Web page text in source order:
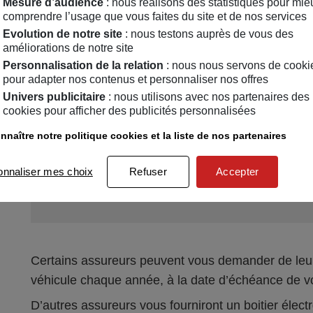
nombre de kilomètres réellement parcourus.
exemple, vous paierez moins. En août, vous
km supplémentaires vraiment parcourus.
3
Comment
les petits rouleurs ?
Certains assureurs peuvent vous demander de
véhicule chaque année, à la date d’échéance de
D’autres assureurs vous fourniront un boitier
comprendre l’usage que vous faites du site et de nos services
Evolution de notre site : nous testons auprès de vous des
améliorations de notre site
Personnalisation de la relation : nous nous servons de
pour adapter nos contenus et personnaliser nos offres
Univers publicitaire : nous utilisons avec nos partenaires des
cookies pour afficher des publicités personnalisées
notre politique cookies et la liste de nos partenaires
mes choix Refuser Accepter